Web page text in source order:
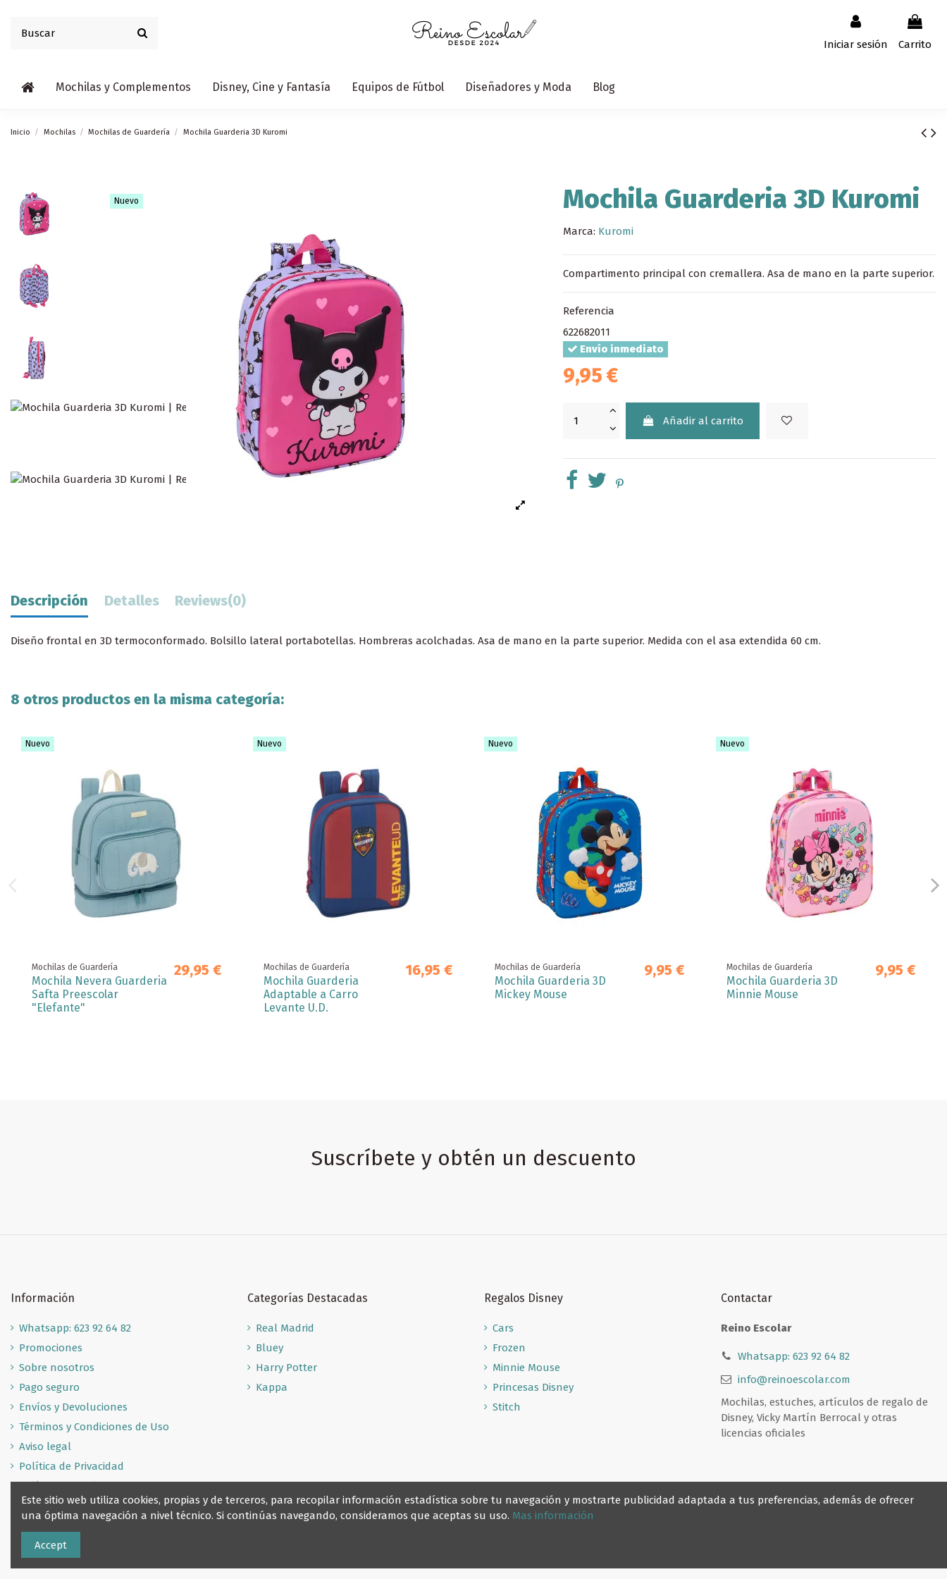
Iniciar sesión Carrito
Mochilas y Complementos Disney, Cine y Fantasía Equipos de Fútbol Diseñadores y Moda Blog
Inicio Mochilas Mochilas de Guardería Mochila Guarderia 3D Kuromi
Nuevo Mochila Guarderia 3D Kuromi
Marca: Kuromi
Compartimento principal con cremallera. Asa de mano en la parte superior.
Referencia
622682011
Envío inmediato
9,95 €
Añadir al carrito
Descripción Detalles Reviews(0)
Diseño frontal en 3D termoconformado. Bolsillo lateral portabotellas. Hombreras acolchadas. Asa de mano en la parte superior. Medida con el asa extendida 60 cm.
8 otros productos en la misma categoría:
Nuevo
Mochilas de Guardería
Mochila Nevera Guarderia
Safta Preescolar
"Elefante"
29,95 €
Nuevo
Mochilas de Guardería
Mochila Guarderia
Adaptable a Carro
Levante U.D.
16,95 €
Nuevo
Mochilas de Guardería
Mochila Guarderia 3D
Mickey Mouse
9,95 €
Nuevo
Mochilas de Guardería
Mochila Guarderia 3D
Minnie Mouse
9,95 €
Suscríbete y obtén un descuento
Información
Whatsapp: 623 92 64 82
Promociones
Sobre nosotros
Pago seguro
Envíos y Devoluciones
Términos y Condiciones de Uso
Aviso legal
Política de Privacidad
Política de Cookies
Categorías Destacadas
Real Madrid
Bluey
Harry Potter
Kappa
Regalos Disney
Cars
Frozen
Minnie Mouse
Princesas Disney
Stitch
Contactar
Reino Escolar
Whatsapp: 623 92 64 82
info@reinoescolar.com
Mochilas, estuches, artículos de regalo de
Disney, Vicky Martín Berrocal y otras
licencias oficiales
Este sitio web utiliza cookies, propias y de terceros, para recopilar información estadística sobre tu navegación y mostrarte publicidad adaptada a tus preferencias, además de ofrecer
una óptima navegación a nivel técnico. Si continúas navegando, consideramos que aceptas su uso. Mas información
Accept